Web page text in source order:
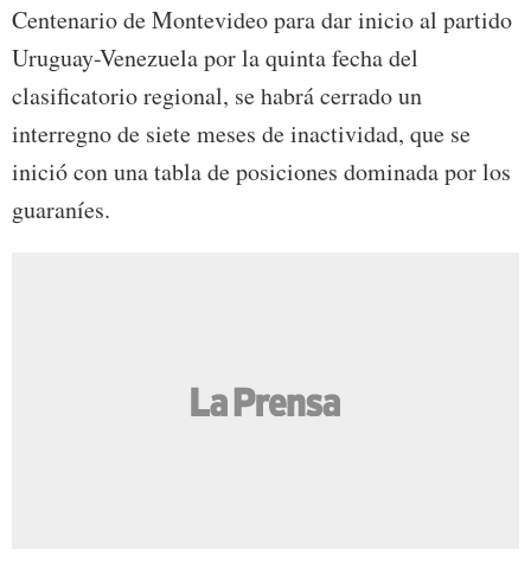
Centenario de Montevideo para dar inicio al partido
Uruguay-Venezuela por la quinta fecha del
clasificatorio regional, se habrá cerrado un
interregno de siete meses de inactividad, que se
inició con una tabla de posiciones dominada por los
guaraníes.